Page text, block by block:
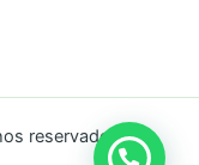
reservados